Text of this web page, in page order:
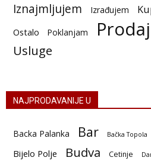
Iznajmljujem Izrađujem
Ostalo Poklanjam
Usluge
NAJPRODAVANIJE U
Backa Palanka Bar Bačka Topola
Bijelo Polje Budva Cetinje